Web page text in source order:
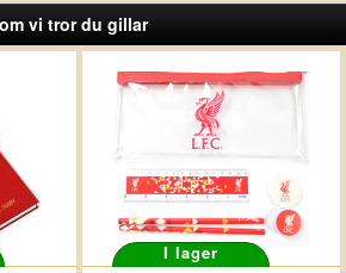
vi tror du gillar
I lager